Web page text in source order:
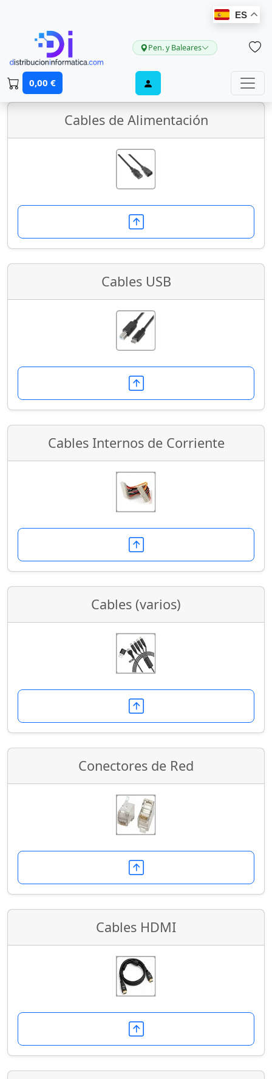
ES
Pen. y Baleares
0,00 €
Cables y Conectores
Cables de Alimentación
Cables USB
Cables Internos de Corriente
Cables (varios)
Conectores de Red
Cables HDMI